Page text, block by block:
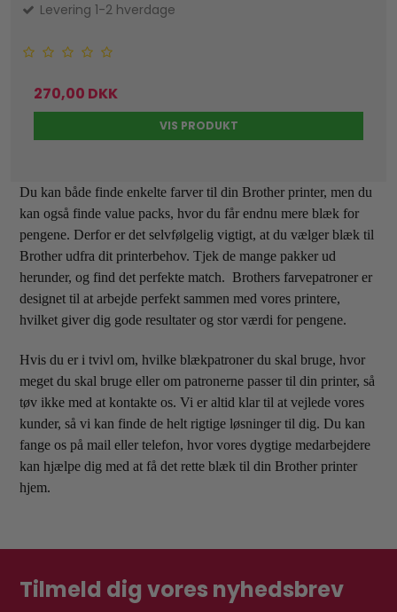
Levering 1-2 hverdage
270,00 DKK
VIS PRODUKT
Du kan både finde enkelte farver til din Brother printer, men du
kan også finde value packs, hvor du får endnu mere blæk for
pengene. Derfor er det selvfølgelig vigtigt, at du vælger blæk til
Brother udfra dit printerbehov. Tjek de mange pakker ud
herunder, og find det perfekte match. Brothers farvepatroner er
designet til at arbejde perfekt sammen med vores printere,
hvilket giver dig gode resultater og stor værdi for pengene.
Hvis du er i tvivl om, hvilke blækpatroner du skal bruge, hvor
meget du skal bruge eller om patronerne passer til din printer, så
tøv ikke med at kontakte os. Vi er altid klar til at vejlede vores
kunder, så vi kan finde de helt rigtige løsninger til dig. Du kan
fange os på mail eller telefon, hvor vores dygtige medarbejdere
kan hjælpe dig med at få det rette blæk til din Brother printer
hjem.
Tilmeld dig vores nyhedsbrev